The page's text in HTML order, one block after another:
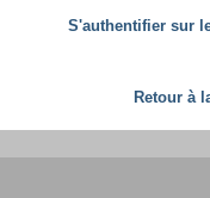
S'authentifier sur
Retour à